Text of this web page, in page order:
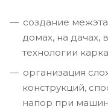
создание
домах, на дачах,
технологии
организация
конструкций,
напор при